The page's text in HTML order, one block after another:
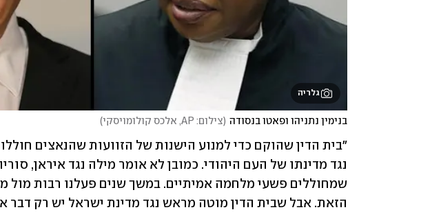
גלריה
בנימין נתניהו ופאטו בנסודה (צילום: AP, אלכס קולומויסקי )